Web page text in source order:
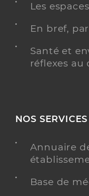
Les
En bref,
Santé et
réflexes
NOS SERVICES
Annuaire
Base de